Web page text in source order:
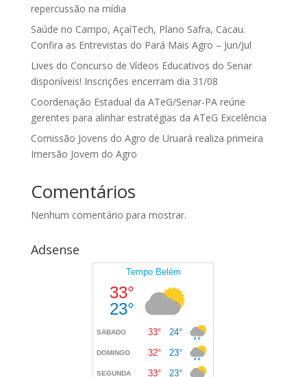
repercussão na mídia
Saúde no Campo, AçaíTech, Plano Safra, Cacau.
Confira as Entrevistas do Pará Mais Agro – Jun/Jul
Lives do Concurso de Vídeos Educativos do Senar
disponíveis! Inscrições encerram dia 31/08
Coordenação Estadual da ATeG/Senar-PA reúne
gerentes para alinhar estratégias da ATeG Excelência
Comissão Jovens do Agro de Uruará realiza primeira
Imersão Jovem do Agro
Comentários
Nenhum comentário para mostrar.
Adsense